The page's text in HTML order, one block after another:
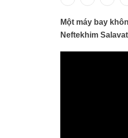
Một máy bay
Neftekhim